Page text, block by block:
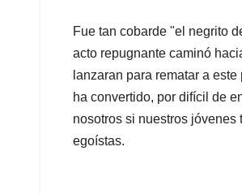
Fue tan cobarde "el negrito
acto repugnante caminó
lanzaran para rematar a
ha convertido, por difícil de
nosotros si nuestros jóvenes
egoístas.